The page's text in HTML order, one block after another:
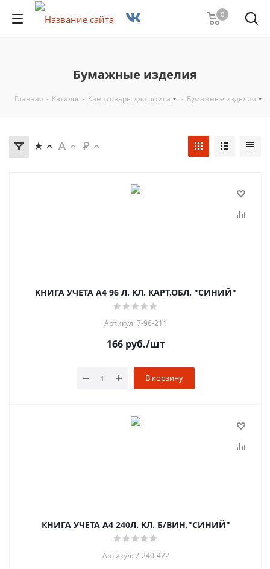
0
Бумажные изделия
Главная - Каталог - Канцтовары для офиса - Бумажные изделия
КНИГА УЧЕТА А4 96 Л. КЛ. КАРТ.ОБЛ. "СИНИЙ"
Артикул: 7-96-211
166руб./шт
В корзину
КНИГА УЧЕТА А4 240Л. КЛ. Б/ВИН."СИНИЙ"
Артикул: 7-240-422